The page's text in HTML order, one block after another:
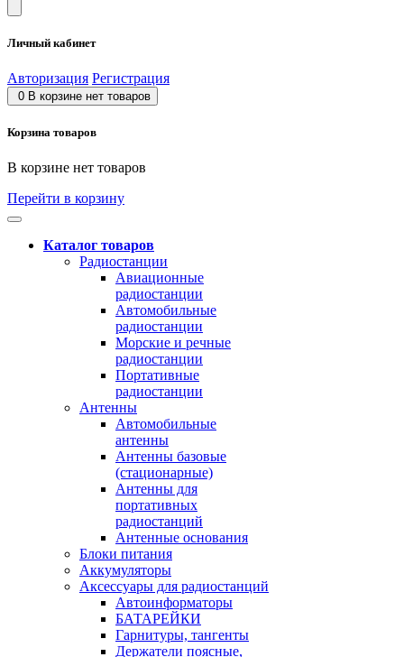
Личный кабинет
Авторизация Регистрация
0 В корзине нет товаров
Корзина товаров
В корзине нет товаров
Перейти в корзину
Каталог товаров
Радиостанции
Авиационные
радиостанции
Автомобильные
радиостанции
Морские и речные
радиостанции
Портативные
радиостанции
Антенны
Автомобильные
антенны
Антенны базовые
(стационарные)
Антенны для
портативных
радиостанций
Антенные основания
Блоки питания
Аккумуляторы
Аксессуары для радиостанций
Автоинформаторы
БАТАРЕЙКИ
Гарнитуры, тангенты
Держатели поясные,